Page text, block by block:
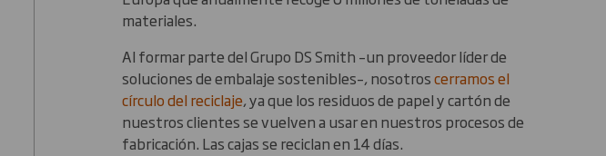
materiales.
Al formar parte del Grupo DS Smith –un proveedor líder de
soluciones de embalaje sostenibles–, nosotroscerramos el
círculo del reciclaje, ya que los residuos de papel y cartón de
nuestros clientes se vuelven a usar en nuestros procesos de
fabricación. Las cajas se reciclan en 14 días.